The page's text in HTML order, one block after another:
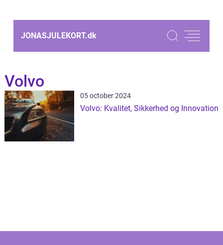
JONASJULEKORT.dk
Volvo
05 october 2024
Volvo: Kvalitet, Sikkerhed og Innovation